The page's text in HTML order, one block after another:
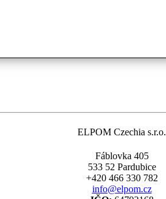
ELPOM Czechia s.r.o.
Fáblovka 405
533 52 Pardubice
+420 466 330 782
info@elpom.cz